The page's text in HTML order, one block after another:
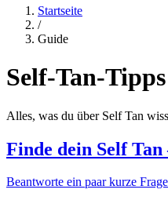
Startseite
/
Guide
Self-Tan-
Alles, was du über Self Tan
Finde dein Self Tan
Beantworte ein paar kurze